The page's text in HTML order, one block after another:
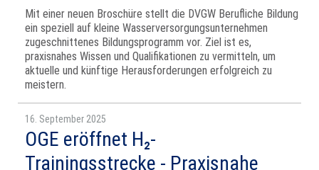
Mit einer neuen Broschüre stellt die DVGW Berufliche Bildung
ein speziell auf kleine Wasserversorgungsunternehmen
zugeschnittenes Bildungsprogramm vor. Ziel ist es,
praxisnahes Wissen und Qualifikationen zu vermitteln, um
aktuelle und künftige Herausforderungen erfolgreich zu
meistern.
16. September 2025
OGE eröffnet H₂-
Trainingsstrecke - Praxisnahe